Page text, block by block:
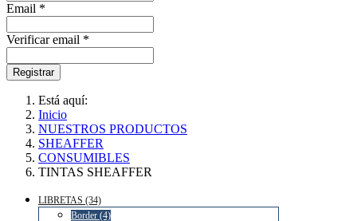
Email *
Verificar email *
Registrar
Está aquí:
Inicio
NUESTROS PRODUCTOS
SHEAFFER
CONSUMIBLES
TINTAS SHEAFFER
LIBRETAS (34)
Border (4)